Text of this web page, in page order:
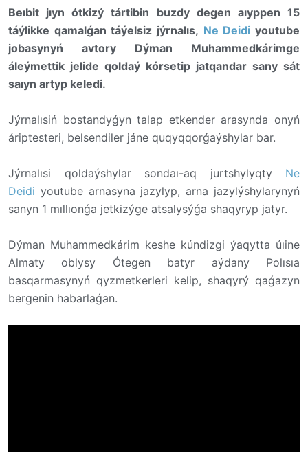
Beıbit jıyn ótkizý tártibin buzdy degen aıyppen 15
táýlikke qamalǵan táýelsiz jýrnalıs, Ne Deidi youtube
jobasynyń avtory Dýman Muhammedkárimge
áleýmettik jelide qoldaý kórsetip jatqandar sany sát
saıyn artyp keledi.
Jýrnalısiń bostandyǵyn talap etkender arasynda onyń
áriptesteri, belsendiler jáne quqyqqorǵaýshylar bar.
Jýrnalısi qoldaýshylar sondaı-aq jurtshylyqty Ne
Deidi youtube arnasyna jazylyp, arna jazylýshylarynyń
sanyn 1 mıllıonǵa jetkizýge atsalysýǵa shaqyryp jatyr.
Dýman Muhammedkárim keshe kúndizgi ýaqytta úıine
Almaty oblysy Ótegen batyr aýdany Polısıa
basqarmasynyń qyzmetkerleri kelip, shaqyrý qaǵazyn
bergenin habarlaǵan.